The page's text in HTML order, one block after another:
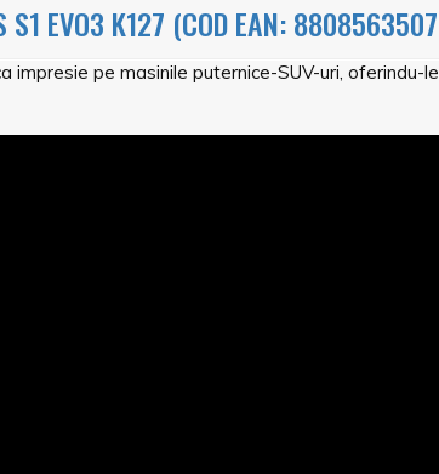
S1 EVO3 K127 (COD EAN:
pe masinile puternice-SUV-uri, oferindu-